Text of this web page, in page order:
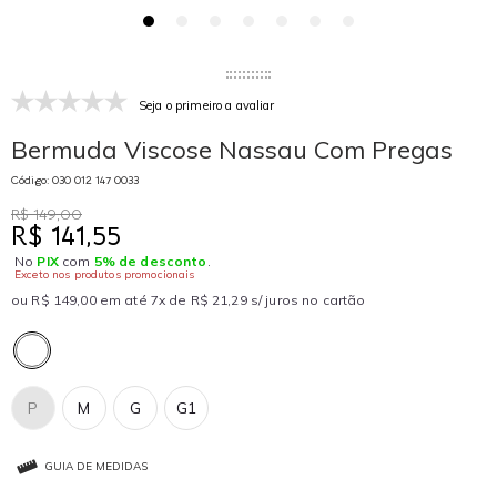
Seja o primeiro a avaliar
Bermuda Viscose Nassau Com Pregas
Código: 030 012 147 0033
R$ 149,00
R$ 141,55
No PIXcom 5% de desconto .
Exceto nos produtos promocionais
ou R$ 149,00 em até 7x de R$ 21,29 s/ juros no cartão
P G1
G
M
GUIA DE MEDIDAS